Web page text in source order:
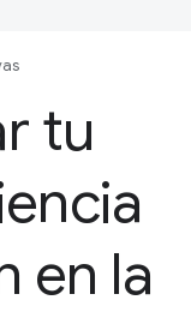
tu
en la